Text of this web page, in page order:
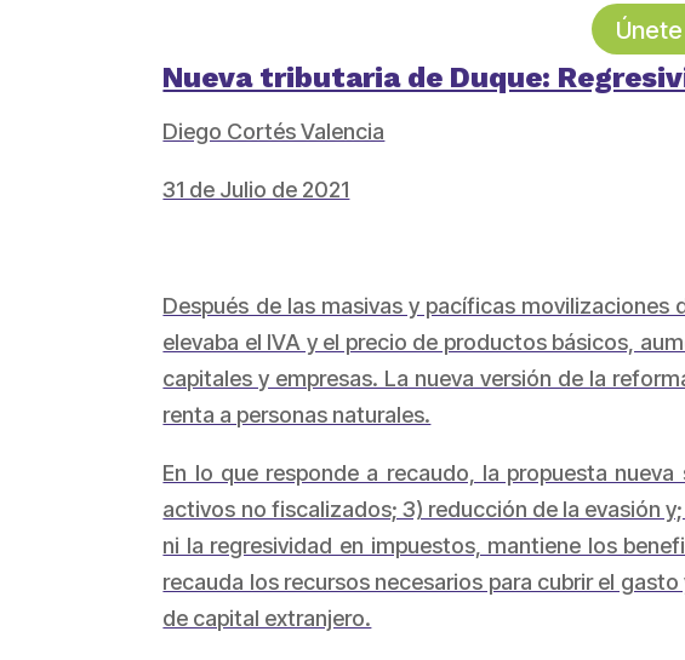
Nueva tributaria de Duque:
Diego Cortés Valencia
31 de Julio de 2021
Después de las masivas y pacíficas
elevaba el IVA y el precio de productos básicos,
capitales y empresas. La nueva versión de la
renta a personas naturales.
En lo que responde a recaudo, la propuesta
activos no fiscalizados; 3) reducción de la evasión
ni la regresividad en impuestos, mantiene los
recauda los recursos necesarios para cubrir el
de capital extranjero.